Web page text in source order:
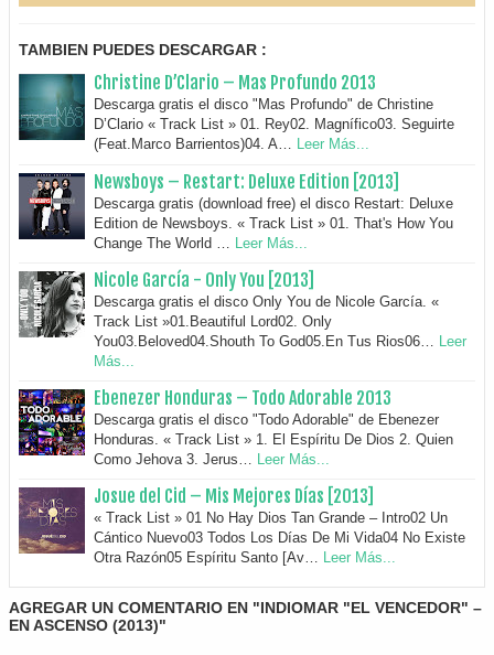
TAMBIEN PUEDES DESCARGAR :
Christine D’Clario – Mas Profundo 2013
Descarga gratis el disco "Mas Profundo" de Christine
D’Clario « Track List » 01. Rey02. Magnífico03. Seguirte
(Feat.Marco Barrientos)04. A… Leer Más...
Newsboys – Restart: Deluxe Edition [2013]
Descarga gratis (download free) el disco Restart: Deluxe
Edition de Newsboys. « Track List » 01. That's How You
Change The World …
Leer Más...
Nicole García - Only You [2013]
Descarga gratis el disco Only You de Nicole García. «
Track List »01.Beautiful Lord02. Only
You03.Beloved04.Shouth To God05.En Tus Rios06…
Leer
Más...
Ebenezer Honduras – Todo Adorable 2013
Descarga gratis el disco "Todo Adorable" de Ebenezer
Honduras. « Track List » 1. El Espíritu De Dios 2. Quien
Como Jehova 3. Jerus… Leer Más...
Josue del Cid – Mis Mejores Días [2013]
« Track List » 01 No Hay Dios Tan Grande – Intro02 Un
Cántico Nuevo03 Todos Los Días De Mi Vida04 No Existe
Otra Razón05 Espíritu Santo [Av… Leer Más...
AGREGAR UN COMENTARIO EN "INDIOMAR "EL VENCEDOR" –
EN ASCENSO (2013)"